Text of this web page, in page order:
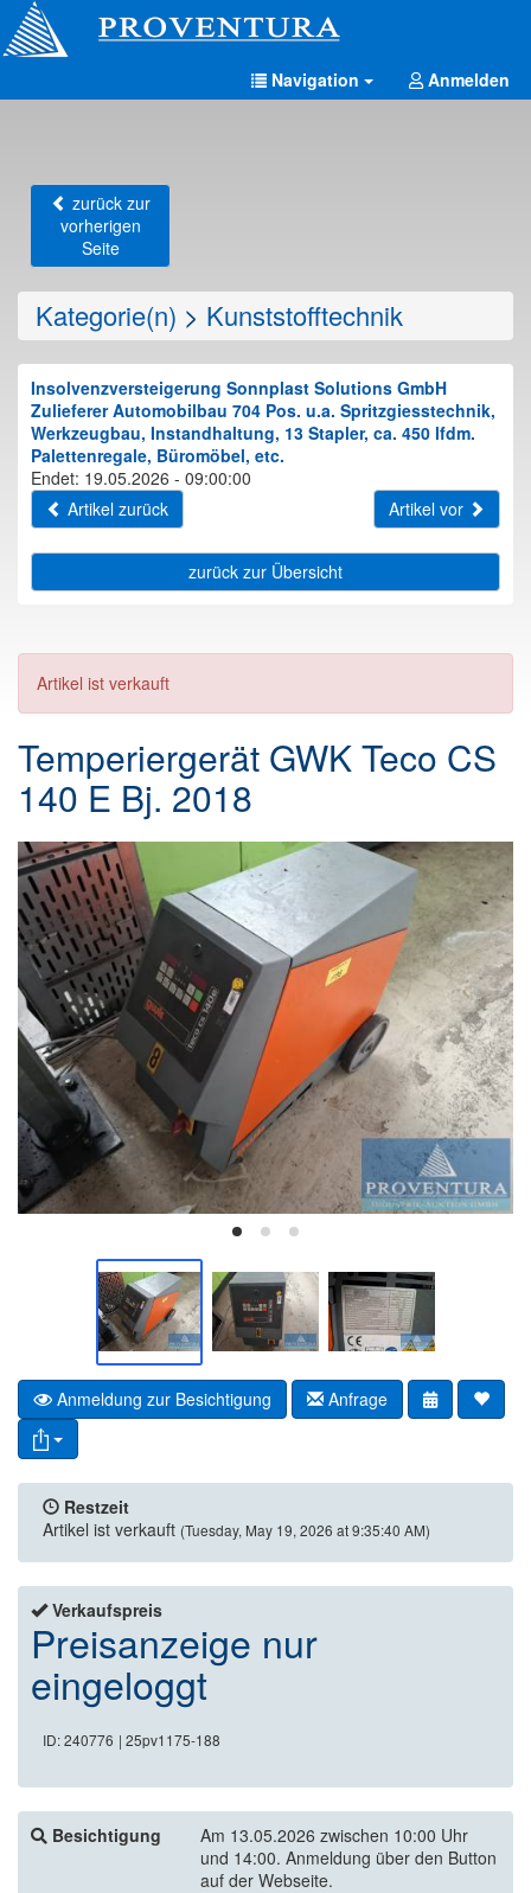
Navigation Anmelden
zurück zur
vorherigen
Seite
Kategorie(n) > Kunststofftechnik
Insolvenzversteigerung Sonnplast Solutions GmbH
Zulieferer Automobilbau 704 Pos. u.a. Spritzgiesstechnik,
Werkzeugbau, Instandhaltung, 13 Stapler, ca. 450 lfdm.
Palettenregale, Büromöbel, etc.
Endet: 19.05.2026 - 09:00:00
Artikel zurück
Artikel vor
zurück zur Übersicht
Artikel ist verkauft
Temperiergerät GWK Teco CS
140 E Bj. 2018
Anmeldung zur Besichtigung Anfrage
Restzeit
Artikel ist verkauft (Tuesday, May 19, 2026 at 9:35:40 AM)
Verkaufspreis
Preisanzeige nur
eingeloggt
ID: 240776 | 25pv1175-188
Besichtigung
Am 13.05.2026 zwischen 10:00 Uhr
und 14:00. Anmeldung über den Button
auf der Webseite.